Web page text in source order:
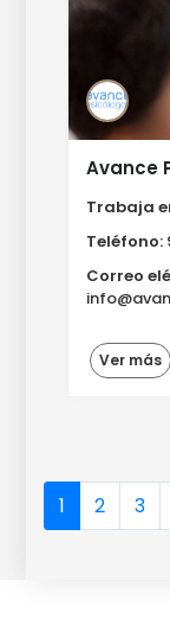
Avance
Trabaja
Teléfono:
Correo
Ver más
1 2 3